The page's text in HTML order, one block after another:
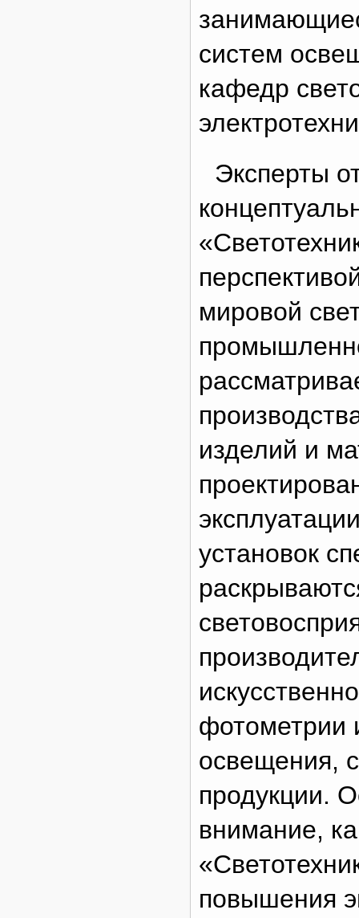
систем
кафедр
Эксперты
мировой
изделий и
установок
фотометрии
освещения,
продукции.
внимание,
повышения